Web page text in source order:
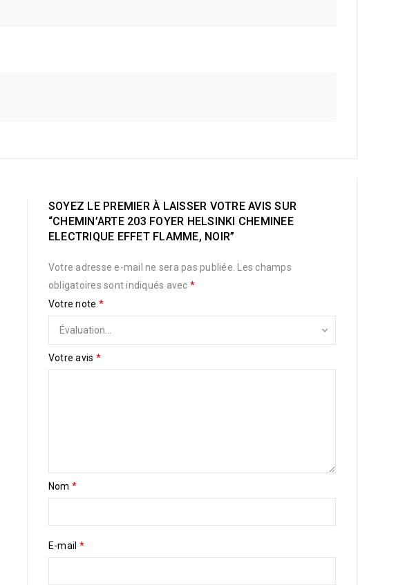
SOYEZ LE PREMIER À LAISSER VOTRE AVIS SUR
“CHEMIN’ARTE 203 FOYER HELSINKI CHEMINEE
ELECTRIQUE EFFET FLAMME, NOIR”
Votre adresse e-mail ne sera pas publiée.
Les champs
obligatoires sont indiqués avec *
Votre note *
Votre avis *
Nom *
E-mail *